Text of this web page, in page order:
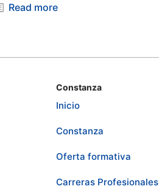
Read more
Constanza
Inicio
Constanza
Oferta formativa
Carreras Profesionales